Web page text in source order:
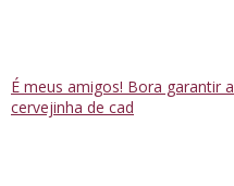
É meus amigos! Bora garantir a
cervejinha de cad